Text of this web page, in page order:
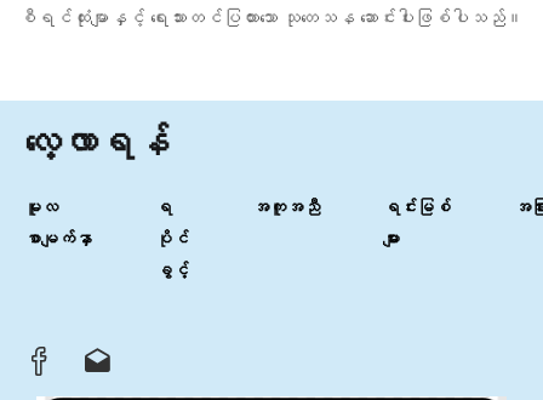
စီရင်ထုံးမျာနှင့် ရေးသားတင်ပြထားသော သုတေသန ဆောင်းပါးဖြစ်ပါသည်။
လေ့လာရန်
မူလ
စာမျက်နှာ
ရ
ပိုင်
ခွင့်
အကူအညီ
ရင်းမြစ်
များ
အခြ